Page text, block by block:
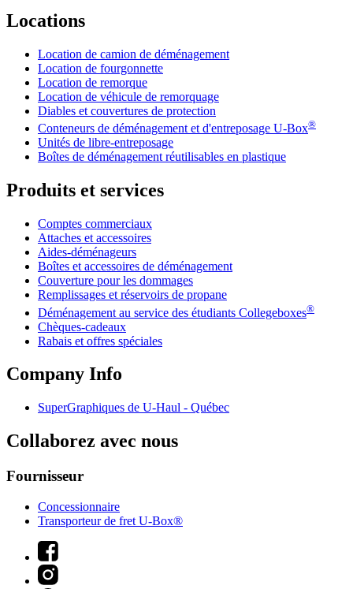
Locations
Location de camion de déménagement
Location de fourgonnette
Location de remorque
Location de véhicule de remorquage
Diables et couvertures de protection
Conteneurs de déménagement et d'entreposage U-Box®
Unités de libre-entreposage
Boîtes de déménagement réutilisables en plastique
Produits et services
Comptes commerciaux
Attaches et accessoires
Aides-déménageurs
Boîtes et accessoires de déménagement
Couverture pour les dommages
Remplissages et réservoirs de propane
Déménagement au service des étudiants Collegeboxes®
Chèques-cadeaux
Rabais et offres spéciales
Company Info
SuperGraphiques de U-Haul - Québec
Collaborez avec nous
Fournisseur
Concessionnaire
Transporteur de fret U-Box®